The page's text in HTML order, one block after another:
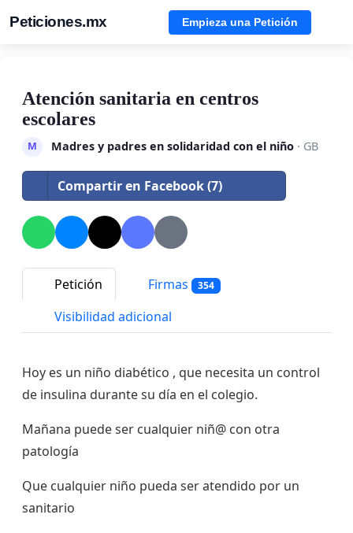
Peticiones.mx Empieza una Petición
Atención sanitaria en centros
escolares
M Madres y padres en solidaridad con el niño· GB
Compartir en Facebook (7)
Petición Firmas 354
Visibilidad adicional
Hoy es un niño diabético , que necesita un control
de insulina durante su día en el colegio.
Mañana puede ser cualquier niñ@ con otra
patología
Que cualquier niño pueda ser atendido por un
sanitario